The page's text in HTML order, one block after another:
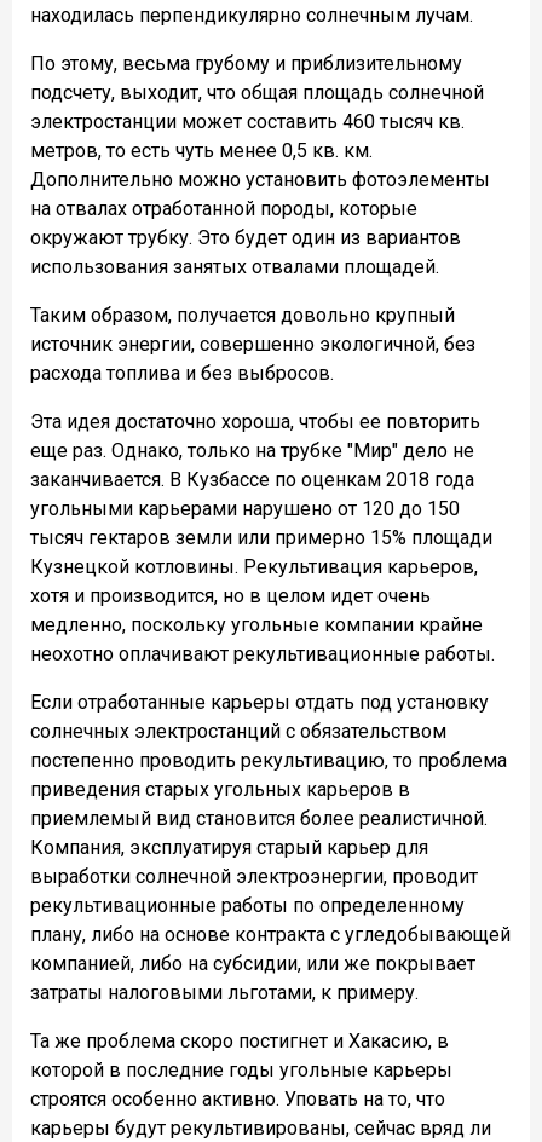
находилась перпендикулярно солнечным лучам.
По этому, весьма грубому и приблизительному
подсчету, выходит, что общая площадь солнечной
электростанции может составить 460 тысяч кв.
метров, то есть чуть менее 0,5 кв. км.
Дополнительно можно установить фотоэлементы
на отвалах отработанной породы, которые
окружают трубку. Это будет один из вариантов
использования занятых отвалами площадей.
Таким образом, получается довольно крупный
источник энергии, совершенно экологичной, без
расхода топлива и без выбросов.
Эта идея достаточно хороша, чтобы ее повторить
еще раз. Однако, только на трубке "Мир" дело не
заканчивается. В Кузбассе по оценкам 2018 года
угольными карьерами нарушено от 120 до 150
тысяч гектаров земли или примерно 15% площади
Кузнецкой котловины. Рекультивация карьеров,
хотя и производится, но в целом идет очень
медленно, поскольку угольные компании крайне
неохотно оплачивают рекультивационные работы.
Если отработанные карьеры отдать под установку
солнечных электростанций с обязательством
постепенно проводить рекультивацию, то проблема
приведения старых угольных карьеров в
приемлемый вид становится более реалистичной.
Компания, эксплуатируя старый карьер для
выработки солнечной электроэнергии, проводит
рекультивационные работы по определенному
плану, либо на основе контракта с угледобывающей
компанией, либо на субсидии, или же покрывает
затраты налоговыми льготами, к примеру.
Та же проблема скоро постигнет и Хакасию, в
которой в последние годы угольные карьеры
строятся особенно активно. Уповать на то, что
карьеры будут рекультивированы, сейчас вряд ли